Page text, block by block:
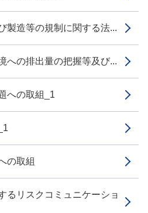
造等の規制に関する法...
の排出量の把握等及び...
への取組_1
の取組
リスクコミュニケーショ